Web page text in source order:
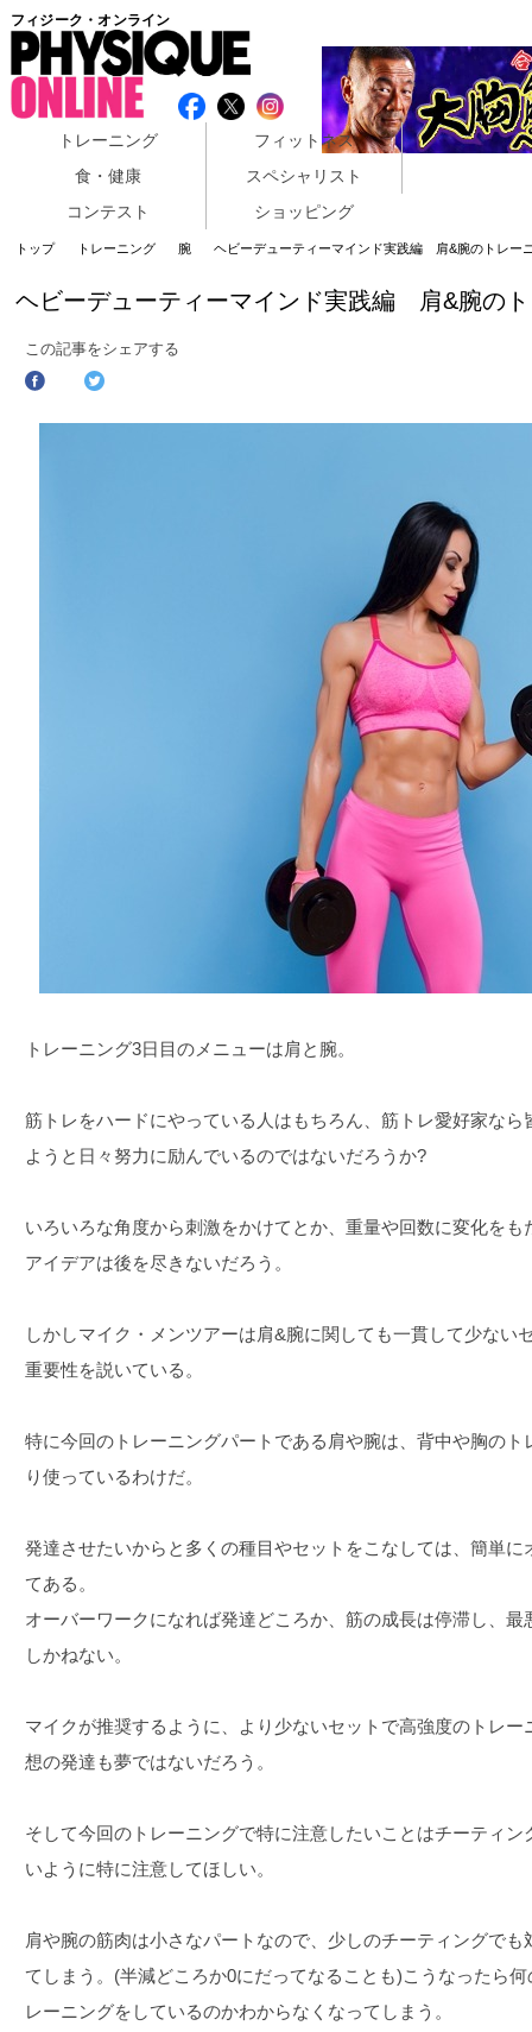
フィジーク・オンライン
トレーニング
フィットネス
食・健康
スペシャリスト
コンテスト
ショッピング
トップ トレーニング 腕 ヘビーデューティーマインド実践編 肩&腕のトレー
ヘビーデューティーマインド実践編 肩&腕の
この記事をシェアする
トレーニング3日目のメニューは肩と腕。
筋トレをハードにやっている人はもちろん、筋トレ愛好家な
ようと日々努力に励んでいるのではないだろうか?
いろいろな角度から刺激をかけてとか、重量や回数に変化を
アイデアは後を尽きないだろう。
しかしマイク・メンツアーは肩&腕に関しても一貫して少ない
重要性を説いている。
特に今回のトレーニングパートである肩や腕は、背中や胸の
り使っているわけだ。
発達させたいからと多くの種目やセットをこなしては、簡単
てある。
オーバーワークになれば発達どころか、筋の成長は停滞し、
しかねない。
マイクが推奨するように、より少ないセットで高強度のトレ
想の発達も夢ではないだろう。
そして今回のトレーニングで特に注意したいことはチーティ
いように特に注意してほしい。
肩や腕の筋肉は小さなパートなので、少しのチーティングで
てしまう。(半減どころか0にだってなることも)こうなったら
レーニングをしているのかわからなくなってしまう。